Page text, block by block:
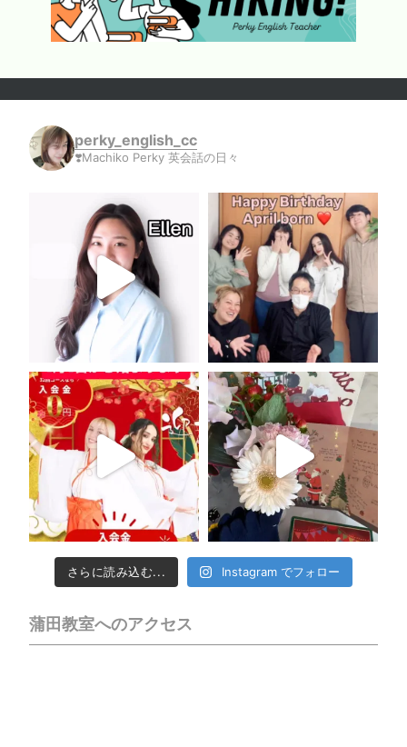
perky_english_cc
❣️Machiko Perky 英会話の日々
さらに読み込む... Instagram でフォロー
蒲田教室へのアクセス